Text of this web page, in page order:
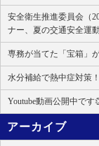
安全衛生推進委員会（
ナー、夏の交通安全運動
専務が当てた「宝箱」
水分補給で熱中症対策！
Youtube動画公開中です
アーカイブ